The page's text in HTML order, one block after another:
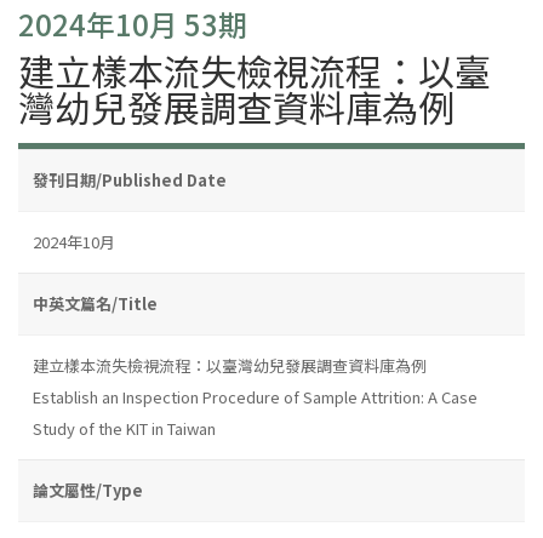
2024年10月 53期
建立樣本流失檢視流程：以臺
灣幼兒發展調查資料庫為例
發刊日期/Published Date
2024年10月
中英文篇名/Title
建立樣本流失檢視流程：以臺灣幼兒發展調查資料庫為例
Establish an Inspection Procedure of Sample Attrition: A Case
Study of the KIT in Taiwan
論文屬性/Type